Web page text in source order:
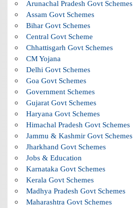
Arunachal Pradesh Govt Schemes
Assam Govt Schemes
Bihar Govt Schemes
Central Govt Scheme
Chhattisgarh Govt Schemes
CM Yojana
Delhi Govt Schemes
Goa Govt Schemes
Government Schemes
Gujarat Govt Schemes
Haryana Govt Schemes
Himachal Pradesh Govt Schemes
Jammu & Kashmir Govt Schemes
Jharkhand Govt Schemes
Jobs & Education
Karnataka Govt Schemes
Kerala Govt Schemes
Madhya Pradesh Govt Schemes
Maharashtra Govt Schemes